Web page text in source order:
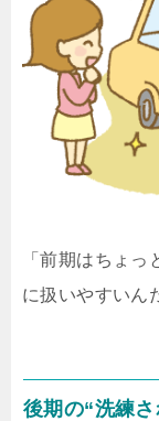
「前期はちょ
に扱いやすいん
後期の“洗練